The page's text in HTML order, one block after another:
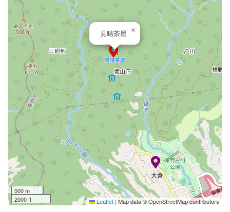
大倉
見晴茶屋 ×
500 m
2000 ft
Leaflet | Map data © OpenStreetMap contributors